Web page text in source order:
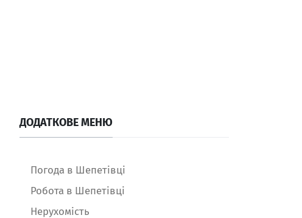
ДОДАТКОВЕ МЕНЮ
Погода в Шепетівці
Робота в Шепетівці
Нерухомість